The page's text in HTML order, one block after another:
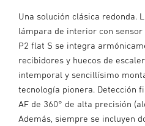
Una solución clásica redonda.
lámpara de interior con sensor
P2 flat S se integra
recibidores y huecos de
intemporal y sencillísimo
tecnología pionera. Detección
AF de 360° de alta precisión
Además, siempre se incluyen